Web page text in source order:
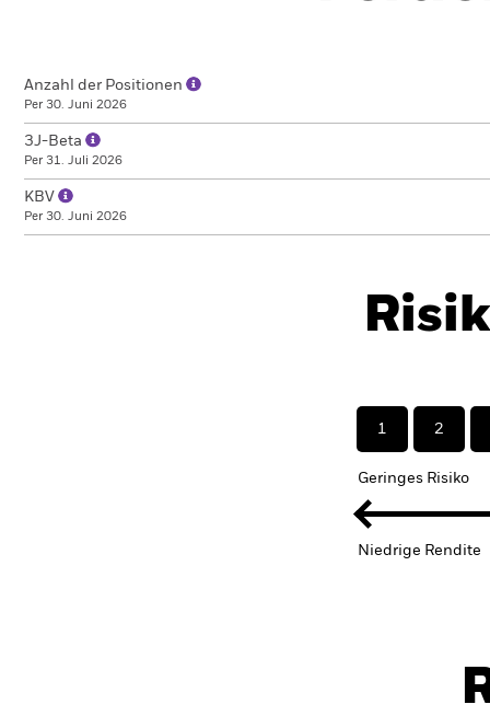
Anzahl der Positionen
Per 30. Juni 2026
3J-Beta
Per 31. Juli 2026
KBV
Per 30. Juni 2026
1 2
Geringes Risiko
Niedrige Rendite